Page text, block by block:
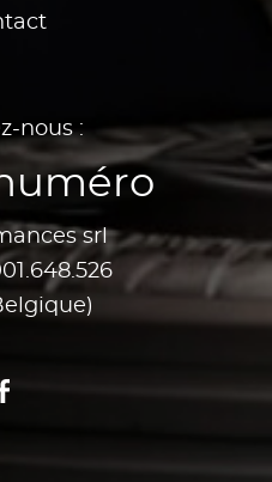
nous :
srl